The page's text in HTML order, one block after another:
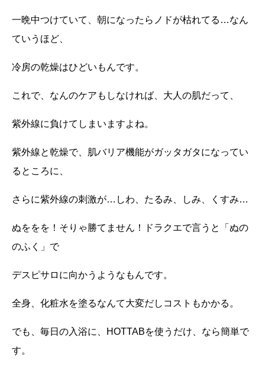
一晩中つけていて、朝になったらノドが枯れてる…なん
ていうほど、
冷房の乾燥はひどいもんです。
これで、なんのケアもしなければ、大人の肌だって、
紫外線に負けてしまいますよね。
紫外線と乾燥で、肌バリア機能がガッタガタになってい
るところに、
さらに紫外線の刺激が…しわ、たるみ、しみ、くすみ…
ぬををを！そりゃ勝てません！ドラクエで言うと「ぬの
のふく」で
デスピサロに向かうようなもんです。
全身、化粧水を塗るなんて大変だしコストもかかる。
でも、毎日の入浴に、 HOTTABを使うだけ、なら簡単で
す。